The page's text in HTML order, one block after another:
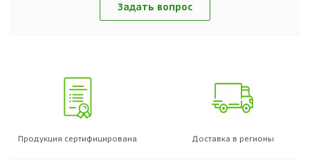
Задать вопрос
Продукция сертифицирована Доставка в регионы